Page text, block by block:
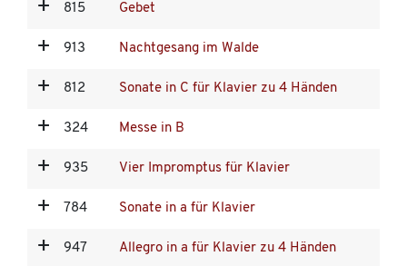
815 Gebet
913 Nachtgesang im Walde
812 Sonate in C für Klavier zu 4 Händen
324 Messe in B
935 Vier Impromptus für Klavier
784 Sonate in a für Klavier
947 Allegro in a für Klavier zu 4 Händen